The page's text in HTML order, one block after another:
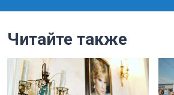
Читайте также